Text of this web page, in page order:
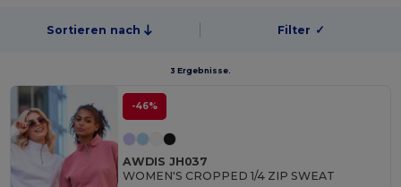
Sortieren nach Filter ✓
3 Ergebnisse.
-46%
AWDIS JH037
WOMEN'S CROPPED 1/4 ZIP SWEAT